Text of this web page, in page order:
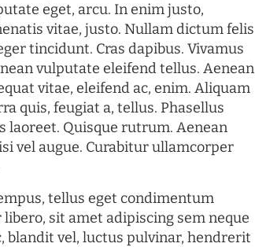
eget, arcu. In enim justo,
vitae, justo. Nullam dictum felis
tincidunt. Cras dapibus. Vivamus
vulputate eleifend tellus. Aenean
vitae, eleifend ac, enim. Aliquam
quis, feugiat a, tellus. Phasellus
laoreet. Quisque rutrum. Aenean
vel augue. Curabitur ullamcorper
tellus eget condimentum
sit amet adipiscing sem neque
blandit vel, luctus pulvinar, hendrerit